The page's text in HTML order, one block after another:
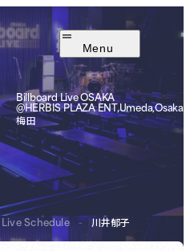
Menu
Billboard Live OSAKA
@HERBIS PLAZA ENT,Umeda,Osaka
梅田
Live Schedule - 川井郁子